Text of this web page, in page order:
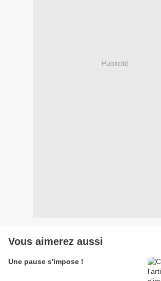
Publicité
Vous aimerez aussi
Une pause s'impose !